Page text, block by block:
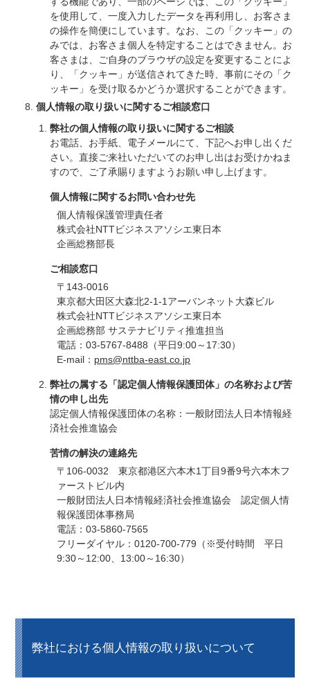
を使用して、一度入力したデータを再利用し、お客さま
の操作を簡便にしています。なお、この「クッキー」の
みでは、お客さま個人を特定することはできません。お
客さまは、ご自身のブラウザの設定を変更することによ
り、「クッキー」が送信されてきた時、事前にその「ク
ッキー」を受け取るかどうか選択することができます。
個人情報の取り扱いに関するご相談窓口
弊社の個人情報の取り扱いに関するご相談
お電話、お手紙、電子メールにて、下記へお申し出くだ
さい。直接ご来社いただいてのお申し出はお受けかねま
すので、ご了承賜りますようお願い申し上げます。
個人情報に関するお問い合わせ先
個人情報保護管理責任者
株式会社NTTビジネスアソシエ東日本
企画総務部長
ご相談窓口
〒143-0016
東京都大田区大森北2-1-1アーバンネット大森ビル
株式会社NTTビジネスアソシエ東日本
企画総務部 サステナビリティ推進担当
電話：03-5767-8488（平日9:00～17:30）
E-mail： pms@nttba-east.co.jp
弊社の属する「認定個人情報保護団体」の名称および苦
情の申し出先
認定個人情報保護団体の名称：一般財団法人日本情報経
済社会推進協会
苦情の解決の連絡先
〒106-0032 東京都港区六本木1丁目9番9号六本木フ
ァーストビル内
一般財団法人日本情報経済社会推進協会 認定個人情
報保護団体事務局
電話：03-5860-7565
フリーダイヤル：0120-700-779（※受付時間 平日
9:30～12:00、13:00～16:30）
弊社における個人情報の取り扱いについて